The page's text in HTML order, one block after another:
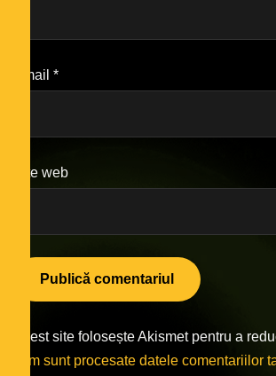
Email *
Site web
Acest site folosește Akismet pentru a
cum sunt procesate datele comentariilor